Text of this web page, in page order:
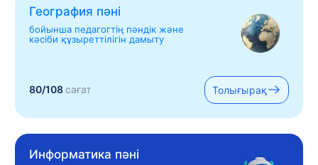
География пәні
бойынша педагогтің пәндік және
кәсіби құзыреттілігін дамыту
80/108сағат Толығырақ
Информатика пәні